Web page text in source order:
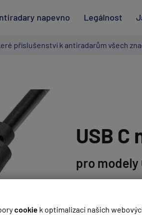
cookie k optimalizaci našich
napevno Legálnost
příslušenství k antiradarům všech
USB C
pro modely